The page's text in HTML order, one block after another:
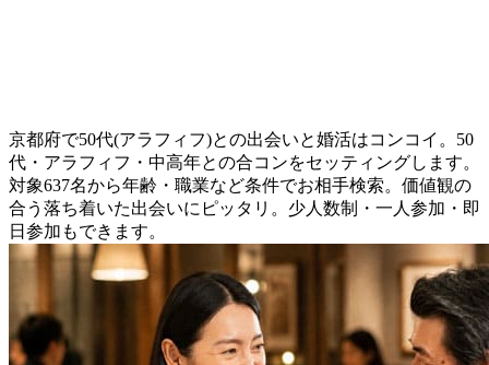
京都府で50代(アラフィフ)との出会いと婚活はコンコイ。50
代・アラフィフ・中高年との合コンをセッティングします。
対象637名から年齢・職業など条件でお相手検索。価値観の
合う落ち着いた出会いにピッタリ。少人数制・一人参加・即
日参加もできます。